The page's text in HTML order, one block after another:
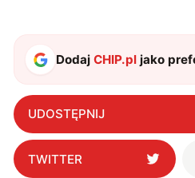
DodajCHIP.pl jako
UDOSTĘPNIJ
TWITTER